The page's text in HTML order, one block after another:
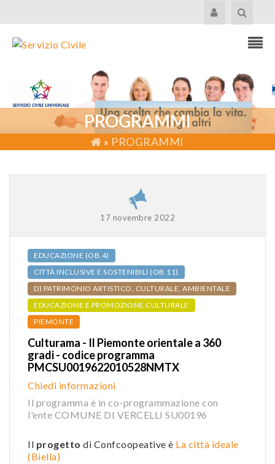
PROGRAMMI
» PROGRAMMI
17 novembre 2022
EDUCAZIONE (OB.4)
CITTÀ INCLUSIVE E SOSTENIBILI (OB.11)
D) PATRIMONIO ARTISTICO, CULTURALE, AMBIENTALE
EDUCAZIONE E PROMOZIONE CULTURALE
PIEMONTE
Culturama - Il Piemonte orientale a 360
gradi - codice programma
PMCSU0019622010528NMTX
Chiedi informazioni
Il programma è in co-programmazione con
l'ente COMUNE DI VERCELLI SU00196
Il progetto di Confcoopeative è La città ideale
(Biella)